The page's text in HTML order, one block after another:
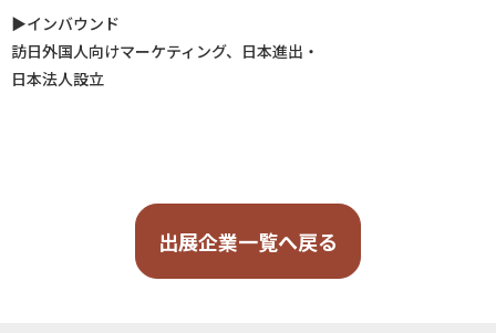
▶︎インバウンド
訪日外国人向けマーケティング、日本進出・
日本法人設立
出展企業一覧へ戻る